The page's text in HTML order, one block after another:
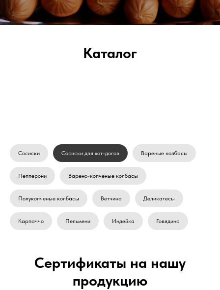
Каталог
Сосиски Сосиски для хот-догов Вареные колбасы
Пепперони Варено-копченые колбасы
Полукопченые колбасы Ветчина Деликатесы
Карпаччо Пельмени Индейка Говядина
Сертификаты на нашу
продукцию